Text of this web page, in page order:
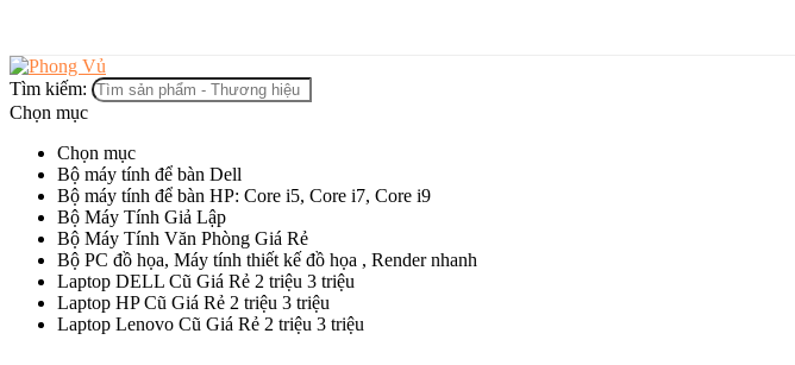
Tìm kiếm:
Chọn mục
Chọn mục
Bộ máy tính để bàn Dell
Bộ máy tính để bàn HP: Core i5, Core i7, Core i9
Bộ Máy Tính Giả Lập
Bộ Máy Tính Văn Phòng Giá Rẻ
Bộ PC đồ họa, Máy tính thiết kế đồ họa , Render nhanh
Laptop DELL Cũ Giá Rẻ 2 triệu 3 triệu
Laptop HP Cũ Giá Rẻ 2 triệu 3 triệu
Laptop Lenovo Cũ Giá Rẻ 2 triệu 3 triệu